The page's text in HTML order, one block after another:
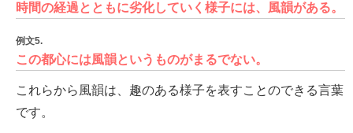
時間の経過とともに劣化していく様子には、風韻がある。
例文5.
この都心には風韻というものがまるでない。
これらから風韻は、趣のある様子を表すことのできる言葉
です。